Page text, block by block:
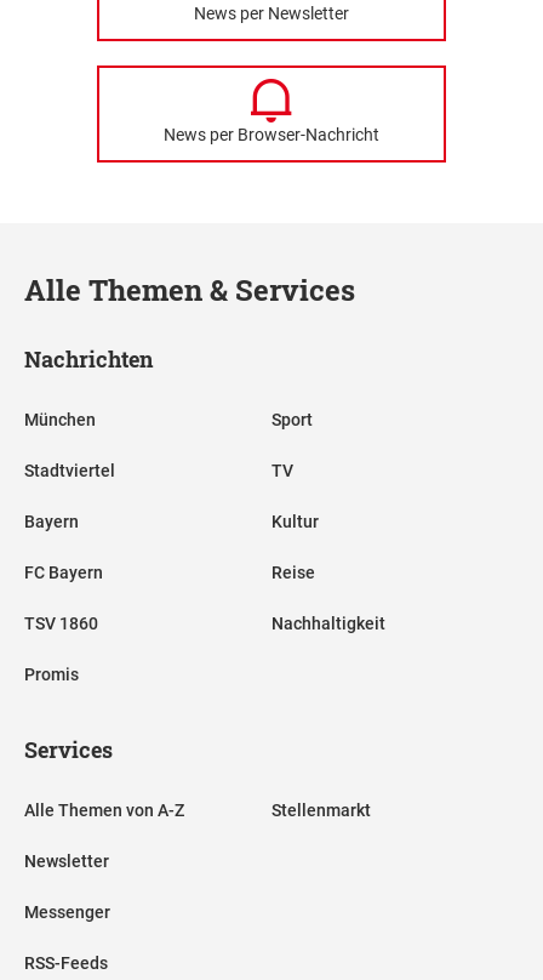
News per Newsletter
News per Browser-Nachricht
Alle Themen & Services
Nachrichten
München
Stadtviertel
Bayern
FC Bayern
TSV 1860
Promis
Sport
TV
Kultur
Reise
Nachhaltigkeit
Services
Alle Themen von A-Z
Newsletter
Messenger
RSS-Feeds
Stellenmarkt